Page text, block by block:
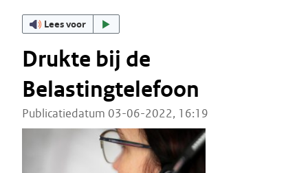
Lees voor
Drukte bij de
Belastingtelefoon
Publicatiedatum 03-06-2022, 16:19